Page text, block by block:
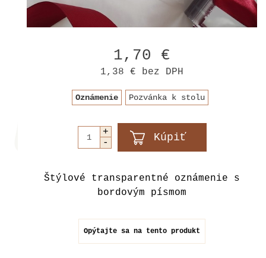
1,70 €
1,38 € bez DPH
Oznámenie Pozvánka k stolu
Štýlové transparentné oznámenie s
bordovým písmom
Opýtajte sa na tento produkt